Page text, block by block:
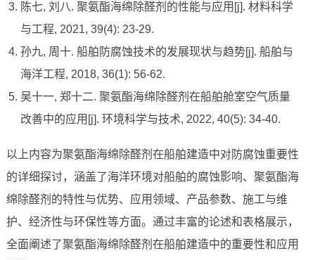
陈七, 刘八. 聚氨酯海绵除醛剂的性能与应用[j]. 材料科学
与工程, 2021, 39(4): 23-29.
孙九, 周十. 船舶防腐蚀技术的发展现状与趋势[j]. 船舶与
海洋工程, 2018, 36(1): 56-62.
吴十一, 郑十二. 聚氨酯海绵除醛剂在船舶舱室空气质量
改善中的应用[j]. 环境科学与技术, 2022, 40(5): 34-40.
以上内容为聚氨酯海绵除醛剂在船舶建造中对防腐蚀重要性
的详细探讨，涵盖了海洋环境对船舶的腐蚀影响、聚氨酯海
绵除醛剂的特性与优势、应用领域、产品参数、施工与维
护、经济性与环保性等方面。通过丰富的论述和表格展示，
全面阐述了聚氨酯海绵除醛剂在船舶建造中的重要性和应用